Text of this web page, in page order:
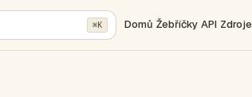
⌘K Domů Žebříčky API Zdroje